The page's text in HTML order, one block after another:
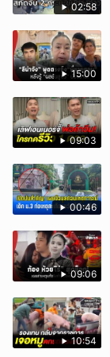
02:58
15:00
09:03
00:46
09:06
10:54